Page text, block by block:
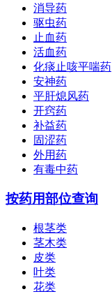
消导药
驱虫药
止血药
活血药
化痰止咳平喘药
安神药
平肝熄风药
开窍药
补益药
固涩药
外用药
有毒中药
按药用部位查询
根茎类
茎木类
皮类
叶类
花类